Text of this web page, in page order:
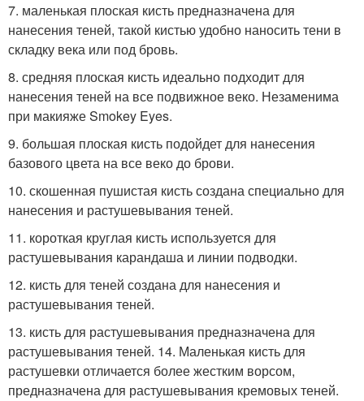
7. маленькая плоская кисть предназначена для
нанесения теней, такой кистью удобно наносить тени в
складку века или под бровь.
8. средняя плоская кисть идеально подходит для
нанесения теней на все подвижное веко. Незаменима
при макияже Smokey Eyes.
9. большая плоская кисть подойдет для нанесения
базового цвета на все веко до брови.
10. скошенная пушистая кисть создана специально для
нанесения и растушевывания теней.
11. короткая круглая кисть используется для
растушевывания карандаша и линии подводки.
12. кисть для теней создана для нанесения и
растушевывания теней.
13. кисть для растушевывания предназначена для
растушевывания теней. 14. Маленькая кисть для
растушевки отличается более жестким ворсом,
предназначена для растушевывания кремовых теней.